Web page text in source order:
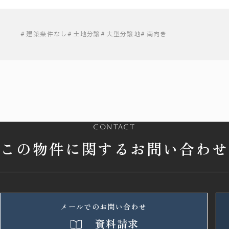
建築条件なし 土地分譲 大型分譲地 南向き
この物件に関するお問い合わせ
contact
メールでのお問い合わせ
資料請求